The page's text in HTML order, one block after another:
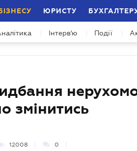
ЮРИСТУ
Інтерв'ю Події
змінитись
12008 0